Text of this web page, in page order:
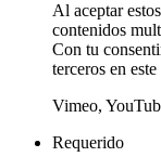
Al aceptar
contenidos
Con tu
terceros en
Vimeo,
Requerido